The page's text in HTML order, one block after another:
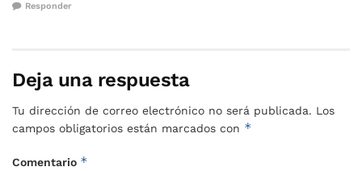
Responder
Deja una respuesta
Tu dirección de correo electrónico no será publicada. Los
campos obligatorios están marcados con *
Comentario *